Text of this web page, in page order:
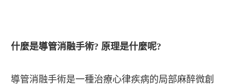
什麼是導管消融手術? 原理是什麼呢?
導管消融手術是一種治療心律疾病的局部麻醉微創